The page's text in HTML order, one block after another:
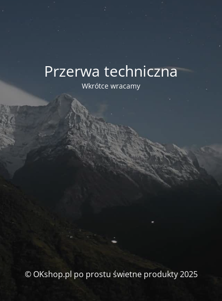
Przerwa techniczna
Wkrótce wracamy
© OKshop.pl po prostu świetne produkty 2025